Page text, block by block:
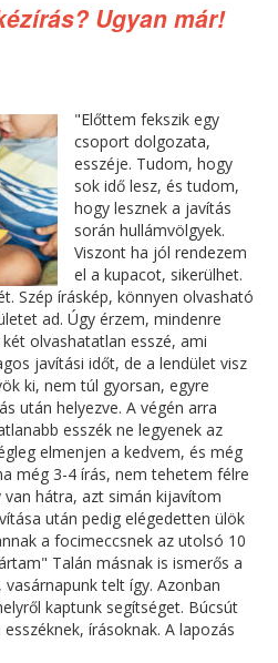
Ugyan már!
"Előttem fekszik egy
csoport dolgozata,
esszéje. Tudom, hogy
sok idő lesz, és tudom,
hogy lesznek a javítás
során hullámvölgyek.
Viszont ha jól rendezem
el a kupacot, sikerülhet.
Szép íráskép, könnyen olvasható
ad. Úgy érzem, mindenre
olvashatatlan esszé, ami
javítási időt, de a lendület visz
ki, nem túl gyorsan, egyre
után helyezve. A végén arra
esszék ne legyenek az
elmenjen a kedvem, és még
még 3-4 írás, nem tehetem félre
hátra, azt simán kijavítom
után pedig elégedetten ülök
a focimeccsnek az utolsó 10
Talán másnak is ismerős a
telt így. Azonban
kaptunk segítséget. Búcsút
írásoknak. A lapozás